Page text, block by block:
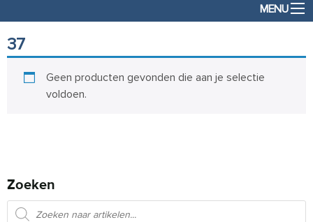
MENU
37
Geen producten gevonden die aan je selectie
voldoen.
Zoeken
Producten zoeken